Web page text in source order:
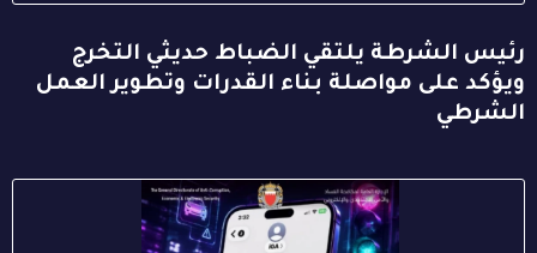
رئيس الشرطة يلتقي الضباط حديثي التخرج
ويؤكد على مواصلة بناء القدرات وتطوير العمل
الشرطي